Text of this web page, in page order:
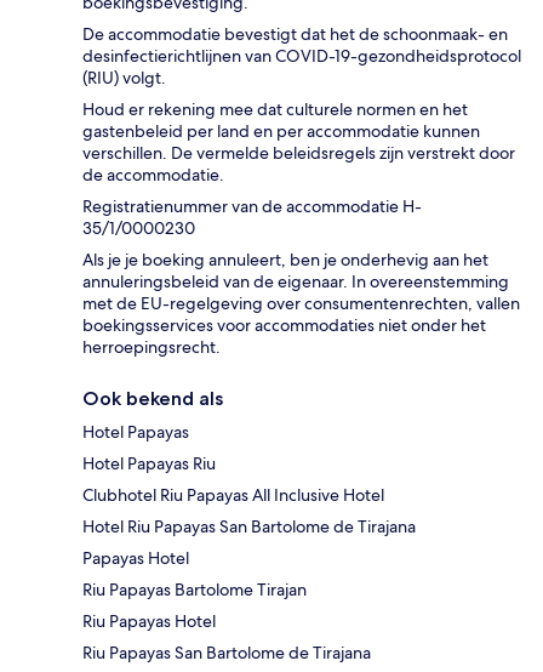
De accommodatie bevestigt dat het de schoonmaak- en
desinfectierichtlijnen van COVID-19-gezondheidsprotocol
(RIU) volgt.
Houd er rekening mee dat culturele normen en het
gastenbeleid per land en per accommodatie kunnen
verschillen. De vermelde beleidsregels zijn verstrekt door
de accommodatie.
Registratienummer van de accommodatie H-
35/1/0000230
Als je je boeking annuleert, ben je onderhevig aan het
annuleringsbeleid van de eigenaar. In overeenstemming
met de EU-regelgeving over consumentenrechten, vallen
boekingsservices voor accommodaties niet onder het
herroepingsrecht.
Ook bekend als
Hotel Papayas
Hotel Papayas Riu
Clubhotel Riu Papayas All Inclusive Hotel
Hotel Riu Papayas San Bartolome de Tirajana
Papayas Hotel
Riu Papayas Bartolome Tirajan
Riu Papayas Hotel
Riu Papayas San Bartolome de Tirajana